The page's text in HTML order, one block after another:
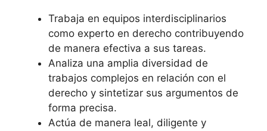
Trabaja en equipos interdisciplinarios
como experto en derecho contribuyendo
de manera efectiva a sus tareas.
Analiza una amplia diversidad de
trabajos complejos en relación con el
derecho y sintetizar sus argumentos de
forma precisa.
Actúa de manera leal, diligente y